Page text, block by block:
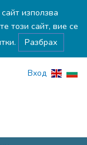
използва
този сайт, вие се
Разбрах
Вход